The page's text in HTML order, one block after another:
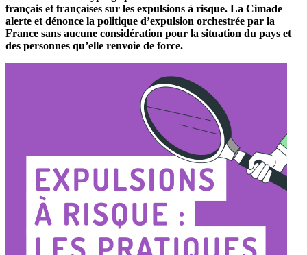
français et françaises sur les expulsions à risque. La Cimade
alerte et dénonce la politique d’expulsion orchestrée par la
France sans aucune considération pour la situation du pays et
des personnes qu’elle renvoie de force.